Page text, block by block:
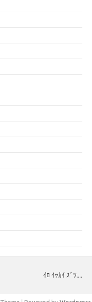
ｲﾛ ｲｯｶｲ ｽﾞﾂ....